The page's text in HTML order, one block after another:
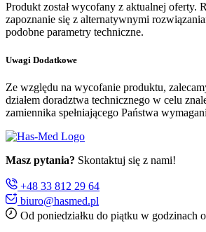
Produkt został wycofany z aktualnej oferty.
zapoznanie się z alternatywnymi
podobne parametry techniczne.
Uwagi Dodatkowe
Ze względu na wycofanie produktu,
działem doradztwa technicznego w celu
zamiennika spełniającego Państwa
Masz pytania? Skontaktuj się z nami!
+48 33 812 29 64
biuro@hasmed.pl
Od poniedziałku do piątku w godzinach